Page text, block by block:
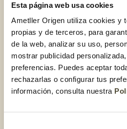
Esta página web usa cookies
Ametller Origen utiliza cookies y
propias y de terceros, para
de la web, analizar su uso,
mostrar publicidad
preferencias. Puedes aceptar
rechazarlas o configurar tus
información, consulta nuestra
ahumado, algún huevo hervido
Compartir: